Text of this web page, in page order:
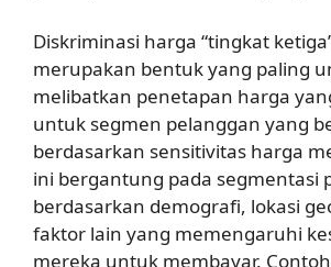
Diskriminasi harga “tingkat
merupakan bentuk yang paling
melibatkan penetapan harga
untuk segmen pelanggan yang
berdasarkan sensitivitas harga
ini bergantung pada segmentasi
berdasarkan demografi, lokasi
faktor lain yang memengaruhi
mereka untuk membayar.